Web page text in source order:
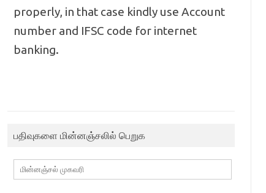
properly, in that case kindly use Account
number and IFSC code for internet
banking.
பதிவுகளை மின்னஞ்சலில் பெறுக
மின்னஞ்சல்
முகவரி